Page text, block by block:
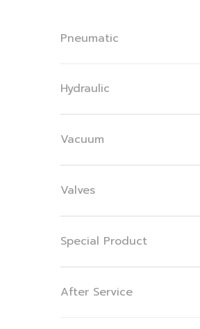
Pneumatic
Hydraulic
Vacuum
Valves
Special Product
After Service